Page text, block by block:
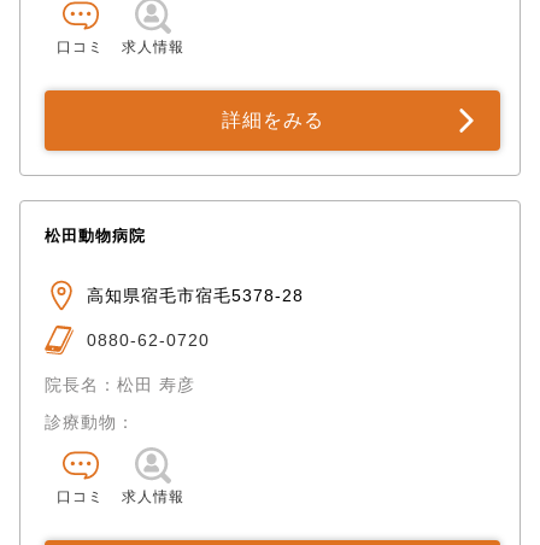
口コミ 求人情報
詳細をみる
松田動物病院
高知県宿毛市宿毛5378-28
0880-62-0720
院長名：松田 寿彦
診療動物：
口コミ 求人情報